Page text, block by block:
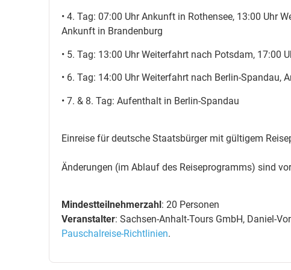
• 4. Tag: 07:00 Uhr Ankunft in Rothensee, 13:00 Uhr
Ankunft in Brandenburg
• 5. Tag: 13:00 Uhr Weiterfahrt nach Potsdam, 17:00
• 6. Tag: 14:00 Uhr Weiterfahrt nach Berlin-Spandau,
• 7. & 8. Tag: Aufenthalt in Berlin-Spandau
Einreise für deutsche Staatsbürger mit gültigem
Änderungen (im Ablauf des Reiseprogramms) sind
Mindestteilnehmerzahl : 20 Personen
Veranstalter: Sachsen-Anhalt-Tours GmbH, Daniel-
Pauschalreise-Richtlinien.